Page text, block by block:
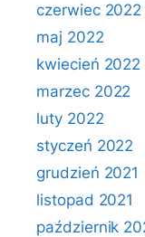
czerwiec 2022
maj 2022
kwiecień 2022
marzec 2022
luty 2022
styczeń 2022
grudzień 2021
listopad 2021
październik